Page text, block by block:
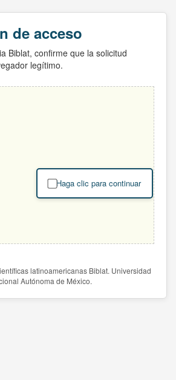
de acceso
Biblat, confirme que la solicitud
legítimo.
Haga clic para continuar
latinoamericanas Biblat. Universidad
Autónoma de México.